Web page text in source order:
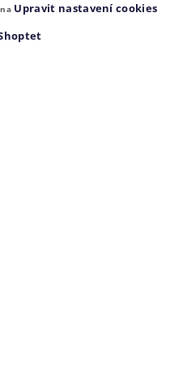
Upravit nastavení cookies